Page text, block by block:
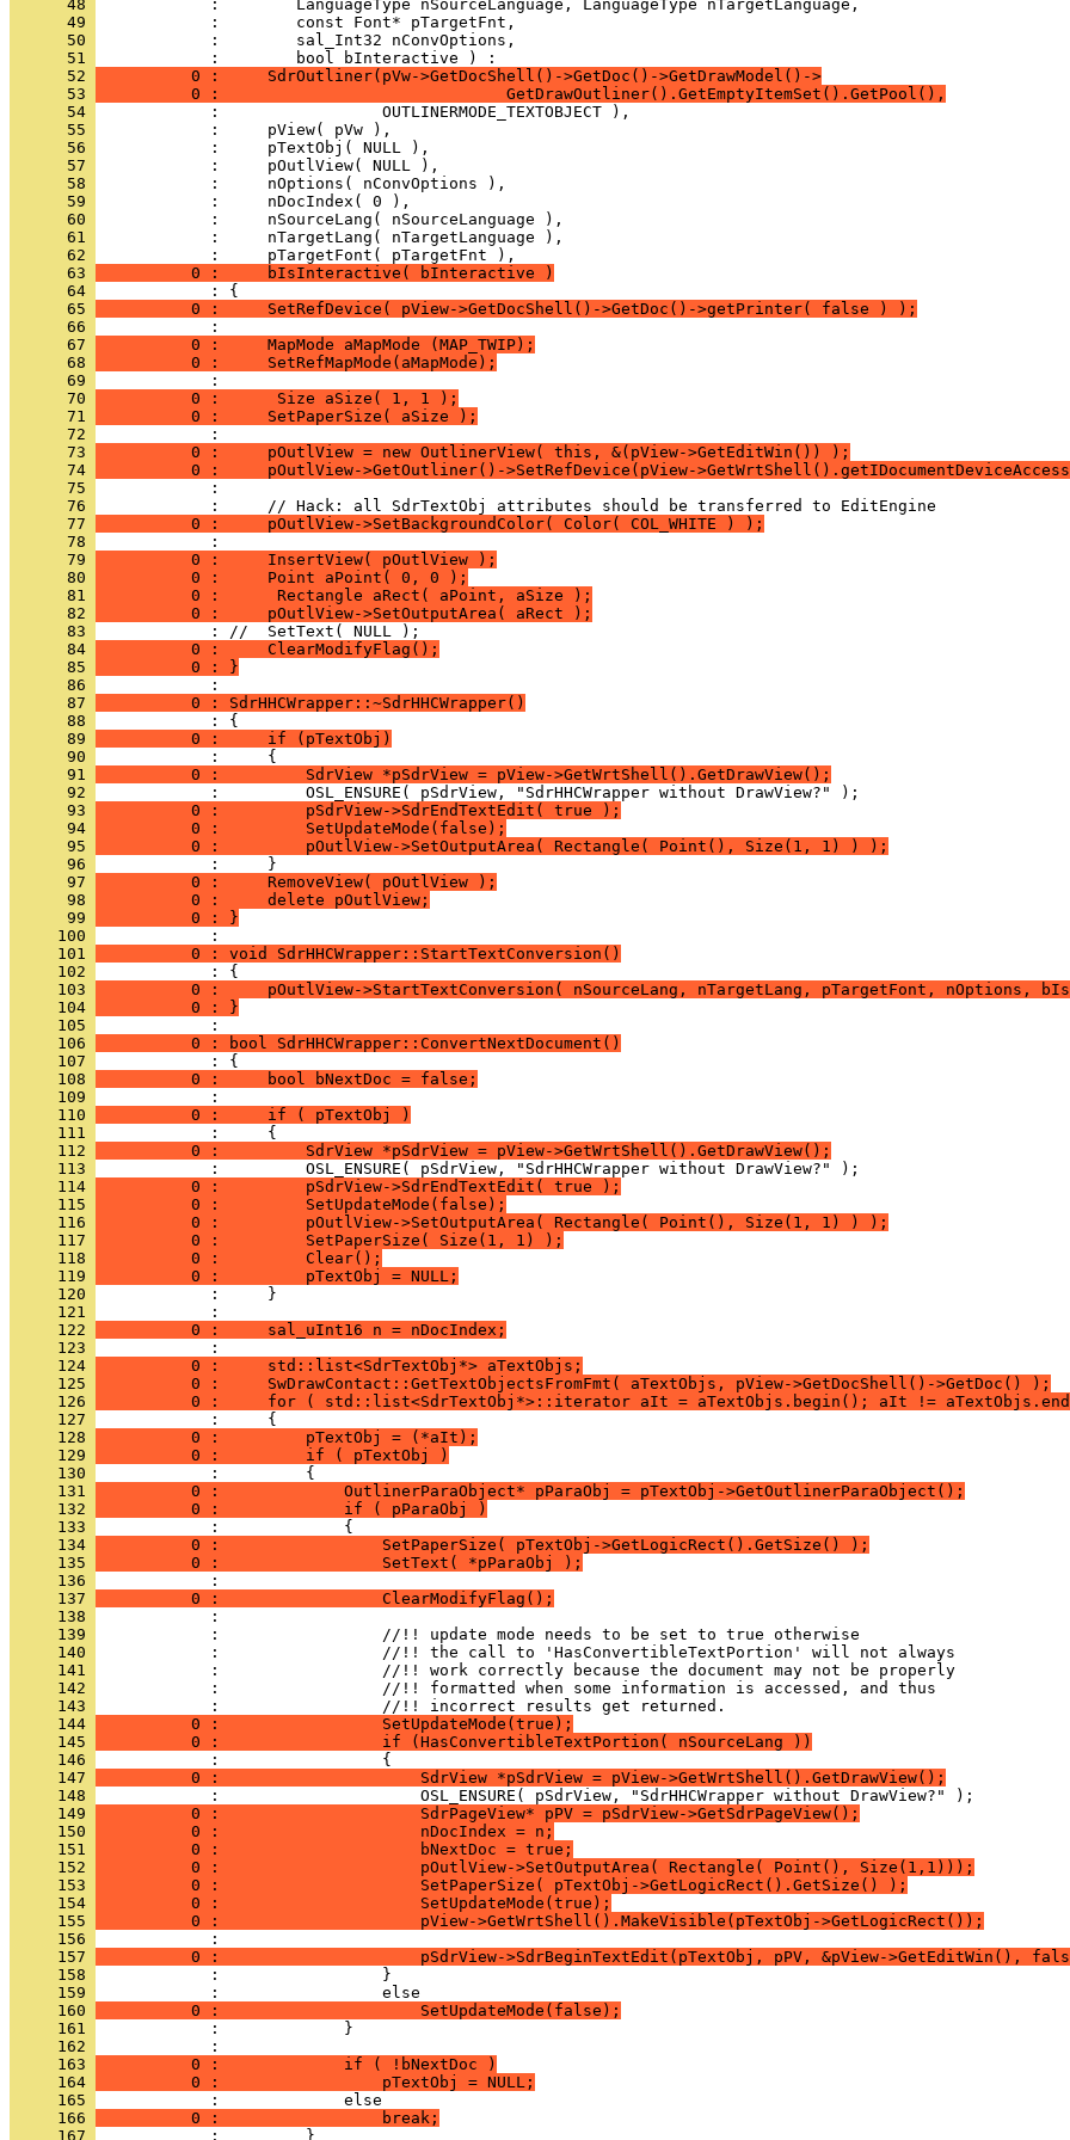
      48
      49
      50
      51
      52
          0 :     SdrOutliner(pVw->GetDocShell()->GetDoc()->GetDrawModel()->
      53
          0 :                              GetDrawOutliner().GetEmptyItemSet().GetPool(),
      54
      55
      56
      57
      58
      59
      60
      61
      62
      63
          0 :     bIsInteractive( bInteractive )
      64
      65
          0 :     SetRefDevice( pView->GetDocShell()->GetDoc()->getPrinter( false ) );
      66
      67
          0 :     MapMode aMapMode (MAP_TWIP);
      68
          0 :     SetRefMapMode(aMapMode);
      69
      70
          0 :      Size aSize( 1, 1 );
      71
          0 :     SetPaperSize( aSize );
      72
      73
          0 :     pOutlView = new OutlinerView( this, &(pView->GetEditWin()) );
      74
0 :     pOutlView->GetOutliner()->SetRefDevice(pView-
      75
      76
      77
          0 :     pOutlView->SetBackgroundColor( Color( COL_WHITE ) );
      78
      79
          0 :     InsertView( pOutlView );
      80
          0 :     Point aPoint( 0, 0 );
      81
          0 :      Rectangle aRect( aPoint, aSize );
      82
          0 :     pOutlView->SetOutputArea( aRect );
      83
      84
          0 :     ClearModifyFlag();
      85
          0 : }
      86
      87
          0 : SdrHHCWrapper::~SdrHHCWrapper()
      88
      89
          0 :     if (pTextObj)
      90
      91
          0 :         SdrView *pSdrView = pView->GetWrtShell().GetDrawView();
      92
      93
          0 :         pSdrView->SdrEndTextEdit( true );
      94
          0 :         SetUpdateMode(false);
      95
          0 :         pOutlView->SetOutputArea( Rectangle( Point(), Size(1, 1) ) );
      96
      97
          0 :     RemoveView( pOutlView );
      98
          0 :     delete pOutlView;
      99
          0 : }
     100
     101
          0 : void SdrHHCWrapper::StartTextConversion()
     102
     103
0 :     pOutlView->StartTextConversion( nSourceLang, nTargetLang, pTargetFont, nOptions,
     104
          0 : }
     105
     106
          0 : bool SdrHHCWrapper::ConvertNextDocument()
     107
     108
          0 :     bool bNextDoc = false;
     109
     110
          0 :     if ( pTextObj )
     111
     112
          0 :         SdrView *pSdrView = pView->GetWrtShell().GetDrawView();
     113
     114
          0 :         pSdrView->SdrEndTextEdit( true );
     115
          0 :         SetUpdateMode(false);
     116
          0 :         pOutlView->SetOutputArea( Rectangle( Point(), Size(1, 1) ) );
     117
          0 :         SetPaperSize( Size(1, 1) );
     118
          0 :         Clear();
     119
          0 :         pTextObj = NULL;
     120
     121
     122
          0 :     sal_uInt16 n = nDocIndex;
     123
     124
          0 :     std::list<SdrTextObj*> aTextObjs;
     125
          0 :     SwDrawContact::GetTextObjectsFromFmt( aTextObjs, pView->GetDocShell()->GetDoc() );
     126
0 :     for ( std::list<SdrTextObj*>::iterator aIt = aTextObjs.begin(); aIt !=
     127
     128
          0 :         pTextObj = (*aIt);
     129
          0 :         if ( pTextObj )
     130
     131
          0 :             OutlinerParaObject* pParaObj = pTextObj->GetOutlinerParaObject();
     132
          0 :             if ( pParaObj )
     133
     134
          0 :                 SetPaperSize( pTextObj->GetLogicRect().GetSize() );
     135
          0 :                 SetText( *pParaObj );
     136
     137
          0 :                 ClearModifyFlag();
     138
     139
     140
     141
     142
     143
     144
          0 :                 SetUpdateMode(true);
     145
          0 :                 if (HasConvertibleTextPortion( nSourceLang ))
     146
     147
          0 :                     SdrView *pSdrView = pView->GetWrtShell().GetDrawView();
     148
     149
          0 :                     SdrPageView* pPV = pSdrView->GetSdrPageView();
     150
          0 :                     nDocIndex = n;
     151
          0 :                     bNextDoc = true;
     152
          0 :                     pOutlView->SetOutputArea( Rectangle( Point(), Size(1,1)));
     153
          0 :                     SetPaperSize( pTextObj->GetLogicRect().GetSize() );
     154
          0 :                     SetUpdateMode(true);
     155
          0 :                     pView->GetWrtShell().MakeVisible(pTextObj->GetLogicRect());
     156
     157
0 :                     pSdrView->SdrBeginTextEdit(pTextObj, pPV, &pView->GetEditWin(),
     158
     159
     160
          0 :                     SetUpdateMode(false);
     161
     162
     163
          0 :             if ( !bNextDoc )
     164
          0 :                 pTextObj = NULL;
     165
     166
          0 :                 break;
     167